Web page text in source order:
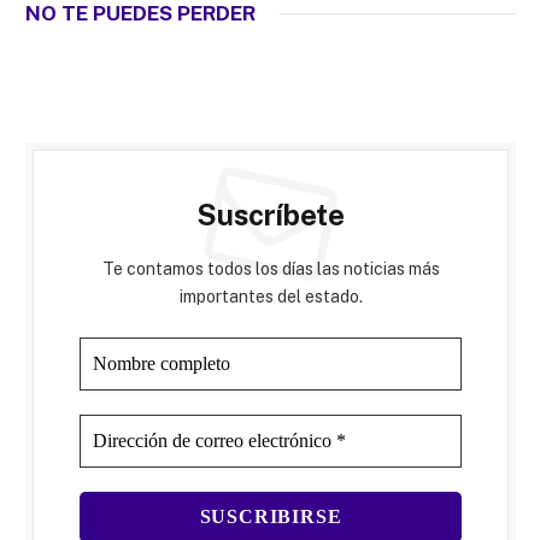
NO TE PUEDES PERDER
Suscríbete
Te contamos todos los días las noticias más
importantes del estado.